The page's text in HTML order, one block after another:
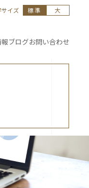
ブログお問い合わせ
サイズ 標準 大